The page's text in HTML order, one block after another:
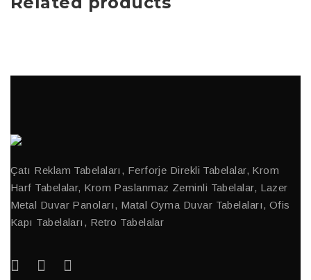
Çatı Reklam Tabelaları, Ferforje Direkli Tabelalar, Krom
Harf Tabelalar, Krom Paslanmaz Zeminli Tabelalar, Lazer
Metal Duvar Panoları, Matal Oyma Duvar Tabelaları, Ofis
Kapı Tabelaları, Retro Tabelalar